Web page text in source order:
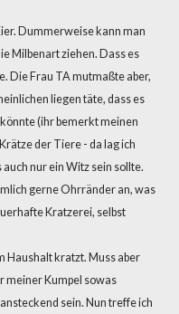
Dummerweise kann man
Milbenart ziehen. Dass es
Die Frau TA mutmaßte aber,
liegen täte, dass es
(ihr bemerkt meinen
der Tiere - da lag ich
nur ein Witz sein sollte.
gerne Ohrränder an, was
Kratzerei, selbst
Haushalt kratzt. Muss aber
meiner Kumpel sowas
sein. Nun treffe ich